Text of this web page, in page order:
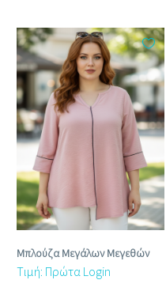
Μπλούζα Μεγάλων Μεγεθών
Τιμή: Πρώτα Login